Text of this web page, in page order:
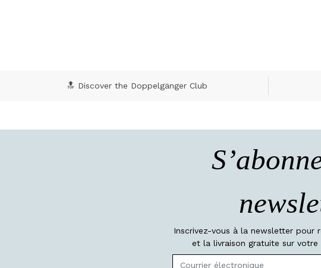
🔝 Discover the Doppelgänger Club
Inscrivez-vous à la newsletter pour
et la livraison gratuite sur votre